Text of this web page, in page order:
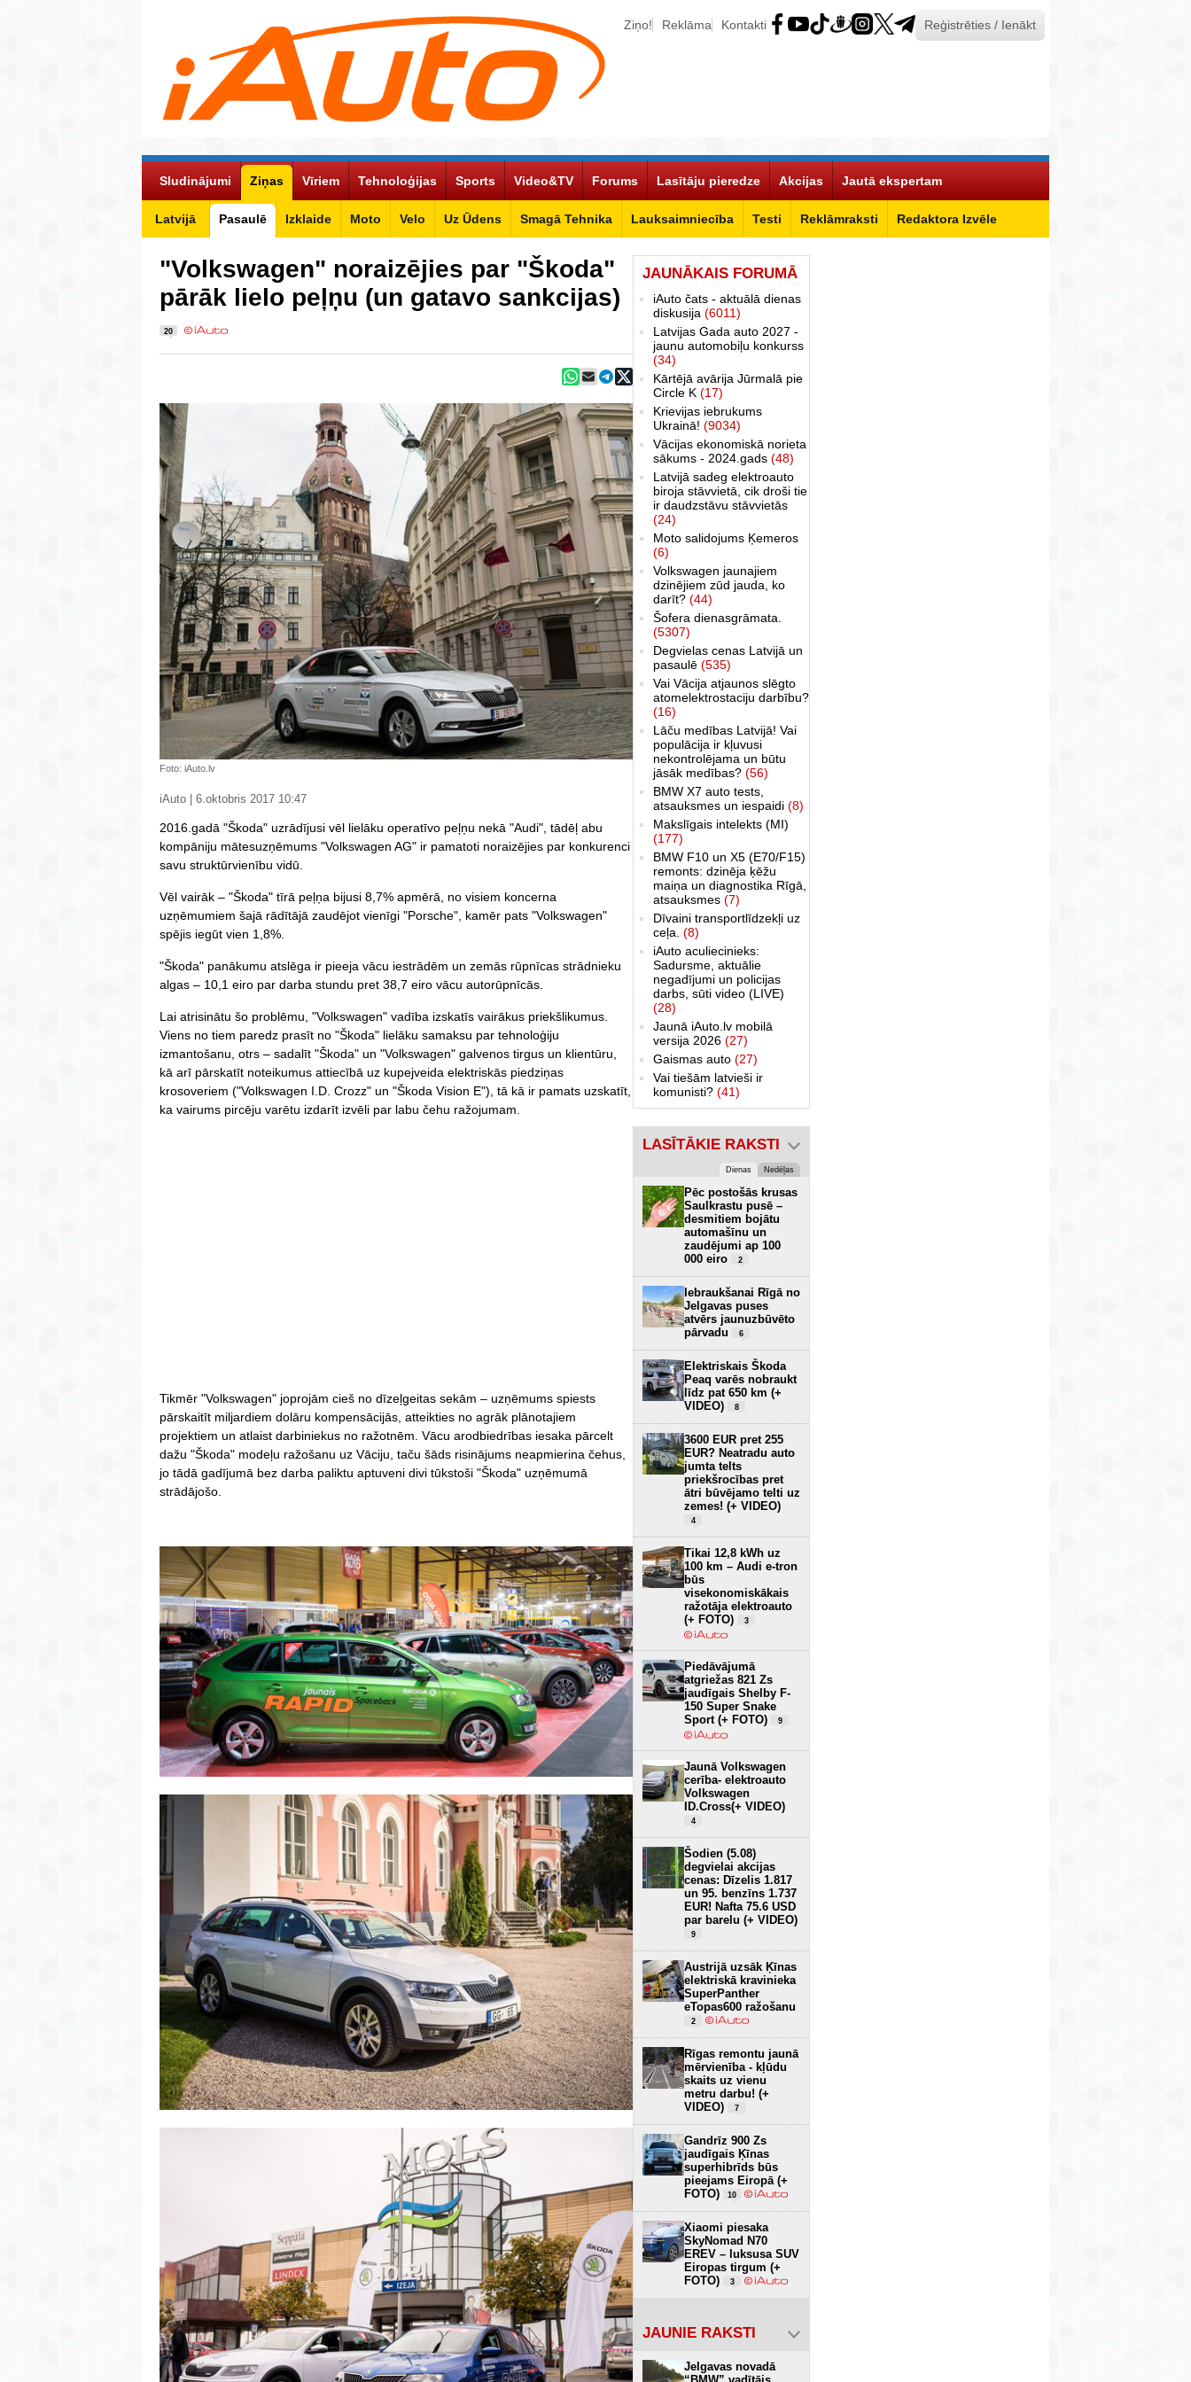
Ziņo! Reklāma Kontakti Reģistrēties / Ienākt
Sludinājumi Ziņas
Latvijā Pasaulē Izklaide Moto Velo Uz Ūdens Smagā Tehnika Lauksaimniecība Testi Reklāmraksti Redaktora Izvēle
Vīriem Tehnoloģijas Sports Video&TV Forums Lasītāju pieredze Akcijas Jautā ekspertam
"Volkswagen" noraizējies par "Škoda"
pārāk lielo peļņu (un gatavo sankcijas)
20
Foto: iAuto.lv
iAuto | 6.oktobris 2017 10:47
2016.gadā "Škoda" uzrādījusi vēl lielāku operatīvo peļņu nekā "Audi", tādēļ abu
kompāniju mātesuzņēmums "Volkswagen AG" ir pamatoti noraizējies par konkurenci
savu struktūrvienību vidū.
Vēl vairāk – "Škoda" tīrā peļņa bijusi 8,7% apmērā, no visiem koncerna
uzņēmumiem šajā rādītājā zaudējot vienīgi "Porsche", kamēr pats "Volkswagen"
spējis iegūt vien 1,8%.
"Škoda" panākumu atslēga ir pieeja vācu iestrādēm un zemās rūpnīcas strādnieku
algas – 10,1 eiro par darba stundu pret 38,7 eiro vācu autorūpnīcās.
Lai atrisinātu šo problēmu, "Volkswagen" vadība izskatīs vairākus priekšlikumus.
Viens no tiem paredz prasīt no "Škoda" lielāku samaksu par tehnoloģiju
izmantošanu, otrs – sadalīt "Škoda" un "Volkswagen" galvenos tirgus un klientūru,
kā arī pārskatīt noteikumus attiecībā uz kupejveida elektriskās piedziņas
krosoveriem ("Volkswagen I.D. Crozz" un "Škoda Vision E"), tā kā ir pamats uzskatīt,
ka vairums pircēju varētu izdarīt izvēli par labu čehu ražojumam.
Tikmēr "Volkswagen" joprojām cieš no dīzeļgeitas sekām – uzņēmums spiests
pārskaitīt miljardiem dolāru kompensācijās, atteikties no agrāk plānotajiem
projektiem un atlaist darbiniekus no ražotnēm. Vācu arodbiedrības iesaka pārcelt
dažu "Škoda" modeļu ražošanu uz Vāciju, taču šāds risinājums neapmierina čehus,
jo tādā gadījumā bez darba paliktu aptuveni divi tūkstoši "Škoda" uzņēmumā
strādājošo.
JAUNĀKAIS FORUMĀ
iAuto čats - aktuālā dienas
diskusija (6011)
Latvijas Gada auto 2027 -
jaunu automobiļu konkurss
(34)
Kārtējā avārija Jūrmalā pie
Circle K (17)
Krievijas iebrukums
Ukrainā! (9034)
Vācijas ekonomiskā norieta
sākums - 2024.gads (48)
Latvijā sadeg elektroauto
biroja stāvvietā, cik droši tie
ir daudzstāvu stāvvietās
(24)
Moto salidojums Ķemeros
(6)
Volkswagen jaunajiem
dzinējiem zūd jauda, ko
darīt? (44)
Šofera dienasgrāmata.
(5307)
Degvielas cenas Latvijā un
pasaulē (535)
Vai Vācija atjaunos slēgto
atomelektrostaciju darbību?
(16)
Lāču medības Latvijā! Vai
populācija ir kļuvusi
nekontrolējama un būtu
jāsāk medības? (56)
BMW X7 auto tests,
atsauksmes un iespaidi (8)
Makslīgais intelekts (MI)
(177)
BMW F10 un X5 (E70/F15)
remonts: dzinēja ķēžu
maiņa un diagnostika Rīgā,
atsauksmes (7)
Dīvaini transportlīdzekļi uz
ceļa. (8)
iAuto aculiecinieks:
Sadursme, aktuālie
negadījumi un policijas
darbs, sūti video (LIVE)
(28)
Jaunā iAuto.lv mobilā
versija 2026 (27)
Gaismas auto (27)
Vai tiešām latvieši ir
komunisti? (41)
LASĪTĀKIE RAKSTI
Dienas Nedēļas
Pēc postošās krusas
Saulkrastu pusē –
desmitiem bojātu
automašīnu un
zaudējumi ap 100
000 eiro
2
Iebraukšanai Rīgā no
Jelgavas puses
atvērs jaunuzbūvēto
pārvadu
6
Elektriskais Škoda
Peaq varēs nobraukt
līdz pat 650 km (+
VIDEO)
8
3600 EUR pret 255
EUR? Neatradu auto
jumta telts
priekšrocības pret
ātri būvējamo telti uz
zemes! (+ VIDEO)
4
Tikai 12,8 kWh uz
100 km – Audi e-tron
būs
visekonomiskākais
ražotāja elektroauto
(+ FOTO)
3
Piedāvājumā
atgriežas 821 Zs
jaudīgais Shelby F-
150 Super Snake
Sport (+ FOTO)
9
Jaunā Volkswagen
cerība- elektroauto
Volkswagen
ID.Cross(+ VIDEO)
4
Šodien (5.08)
degvielai akcijas
cenas: Dīzelis 1.817
un 95. benzīns 1.737
EUR! Nafta 75.6 USD
par barelu (+ VIDEO)
9
Austrijā uzsāk Ķīnas
elektriskā kravinieka
SuperPanther
eTopas600 ražošanu
2
Rīgas remontu jaunā
mērvienība - kļūdu
skaits uz vienu
metru darbu! (+
VIDEO)
7
Gandrīz 900 Zs
jaudīgais Ķīnas
superhibrīds būs
pieejams Eiropā (+
FOTO)
10
Xiaomi piesaka
SkyNomad N70
EREV – luksusa SUV
Eiropas tirgum (+
FOTO)
3
JAUNIE RAKSTI
Jelgavas novadā